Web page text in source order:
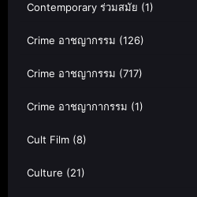
Contemporary ร่วมสมัย (1)
Crime อาชญากรรม (126)
Crime อาชญากรรม (717)
Crime อาชญากากรรม (1)
Cult Film (8)
Culture (21)